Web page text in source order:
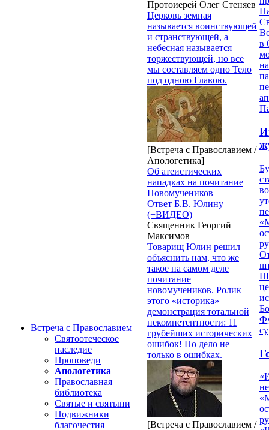
Встреча с Православием
Святоотеческое
наследие
Проповеди
Апологетика
Православная
библиотека
Святые и святыни
Подвижники
благочестия
Протоиерей Олег Стеняев
Церковь земная
называется воинствующей
и странствующей, а
небесная называется
торжествующей, но все
мы составляем одно Тело
под одною Главою.
[Встреча с Православием /
Апологетика]
Об атеистических
нападках на почитание
Новомучеников
Ответ Б.В. Юлину
(+ВИДЕО)
Священник Георгий
Максимов
Товарищ Юлин решил
объяснить нам, что же
такое на самом деле
почитание
новомучеников. Ролик
этого «историка» –
демонстрация тотальной
некомпетентности: 11
грубейших исторических
ошибок! Но дело не
только в ошибках.
[Встреча с Православием /
в